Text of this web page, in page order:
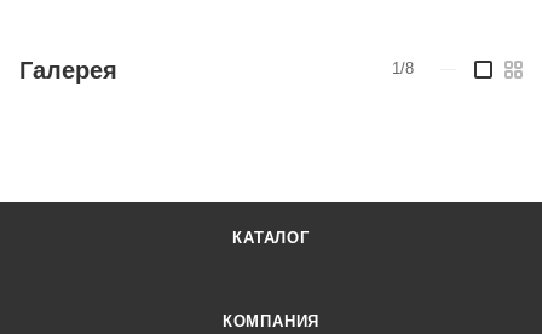
Галерея 1/8
КАТАЛОГ
КОМПАНИЯ